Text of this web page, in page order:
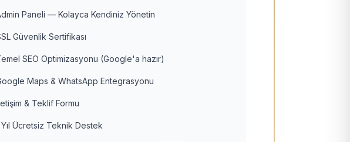
Paneli — Kolayca Kendiniz Yönetin
Güvenlik Sertifikası
SEO Optimizasyonu (Google'a hazır)
Maps & WhatsApp Entegrasyonu
& Teklif Formu
Yıl Ücretsiz Teknik Destek